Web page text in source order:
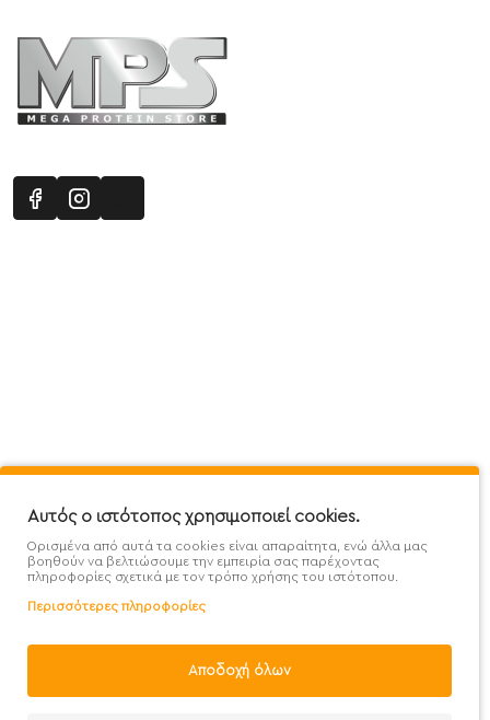
Χάρτης Ιστότοπου
Προσφορές - Clearence
Σύγκριση
GDPR
Χονδρική
Φίλτρα
Αυτός ο ιστότοπος χρησιμοποιεί cookies.
Ορισμένα από αυτά τα cookies είναι απαραίτητα, ενώ άλλα μας
βοηθούν να βελτιώσουμε την εμπειρία σας παρέχοντας
πληροφορίες σχετικά με τον τρόπο χρήσης του ιστότοπου.
Περισσότερες πληροφορίες
Αποδοχή όλων